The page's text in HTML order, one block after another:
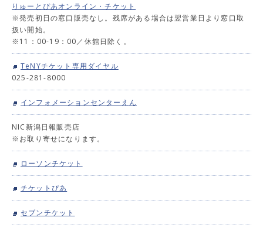
りゅーとぴあオンライン・チケット
※発売初日の窓口販売なし。残席がある場合は翌営業日より窓口取
扱い開始。
※11：00-19：00／休館日除く。
TeNYチケット専用ダイヤル
025-281-8000
インフォメーションセンターえん
NIC新潟日報販売店
※お取り寄せになります。
ローソンチケット
チケットぴあ
セブンチケット